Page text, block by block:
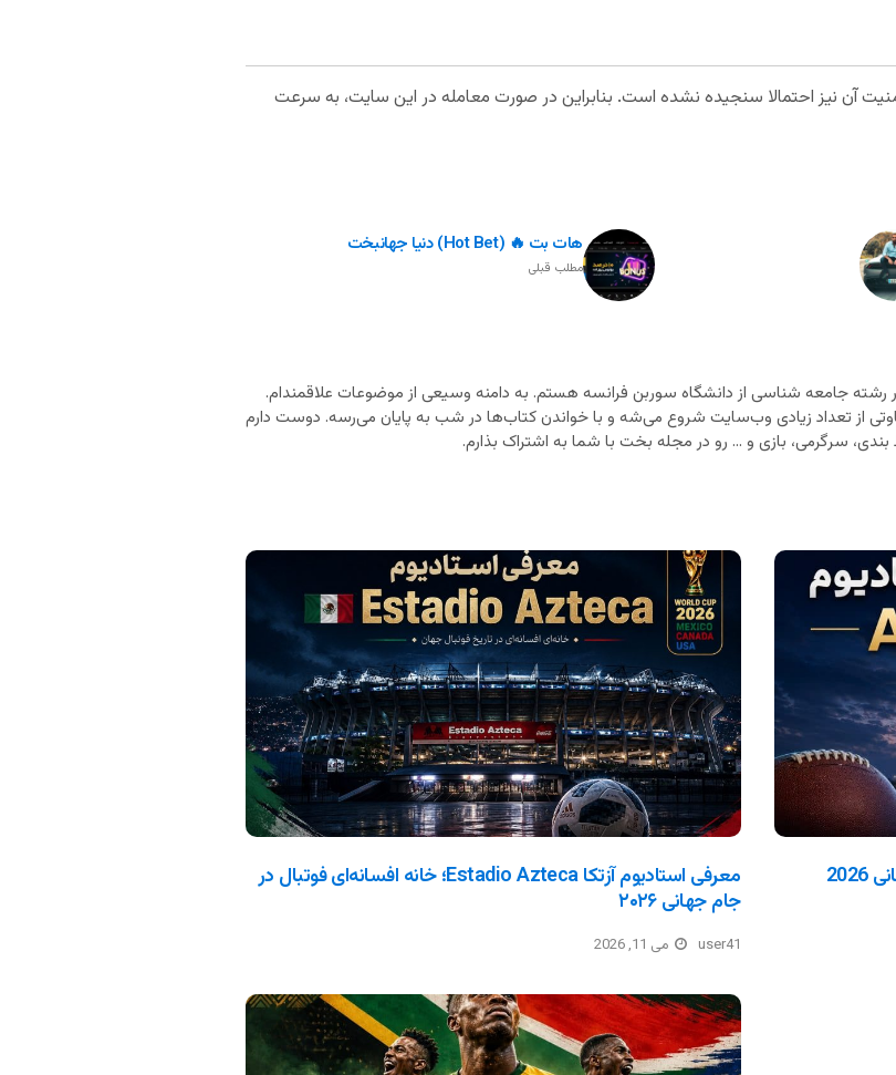
امنیت آن نیز احتمالا سنجیده نشده است. بنابراین در صورت معامله در این سایت، به سرعت
هات بت 🔥 (Hot Bet) دنیا جهانبخت
مطلب قبلی
جامعه شناسی از دانشگاه سوربن فرانسه هستم. به دامنه وسیعی از موضوعات علاقمندام.
از تعداد زیادی وب‌سایت شروع می‌شه و با خواندن کتاب‌ها در شب به پایان می‌رسه. دوست دارم
سرگرمی، بازی و ... رو در مجله بخت با شما به اشتراک بذارم.
معرفی استادیوم آزتکا Estadio Azteca؛ خانه افسانه‌ای فوتبال در
جام جهانی ۲۰۲۶
user41 می 11, 2026